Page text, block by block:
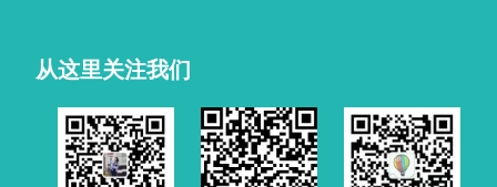
从这里关注我们